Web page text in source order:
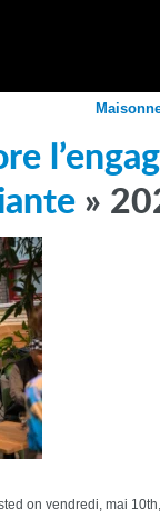
»
on vendredi, mai